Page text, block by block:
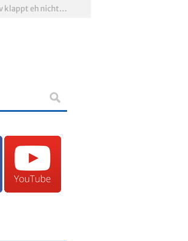
klappt eh nicht…